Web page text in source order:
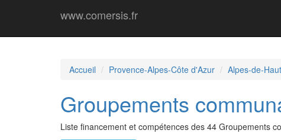
www.comersis.fr
Accueil Provence-Alpes-Côte d'Azur Alpes-de-
Groupements
Liste financement et compétences des 44 Groupements